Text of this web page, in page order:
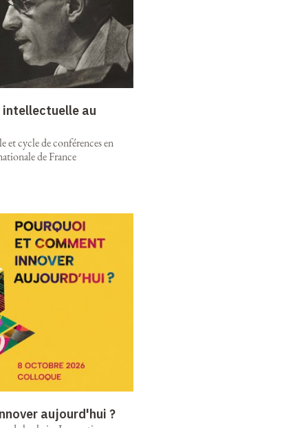
intellectuelle au
et cycle de conférences en
de France
aujourd'hui ?